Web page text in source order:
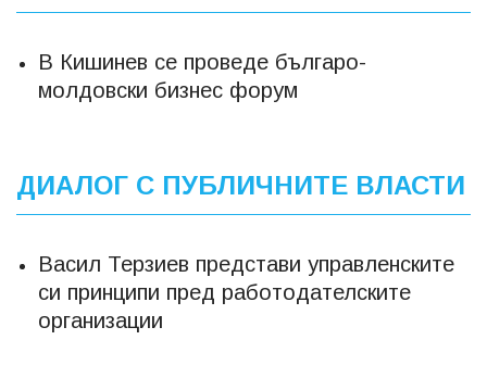
В Кишинев се проведе българо-
молдовски бизнес форум
ДИАЛОГ С ПУБЛИЧНИТЕ ВЛАСТИ
Васил Терзиев представи управленските
си принципи пред работодателските
организации